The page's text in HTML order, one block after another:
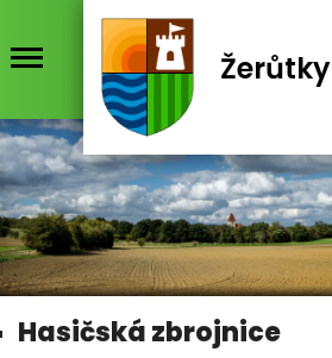
Žerůtky
Hasičská zbrojnice